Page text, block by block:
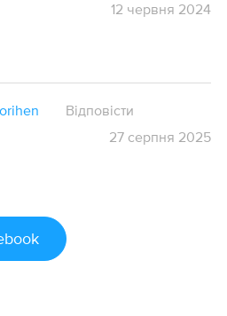
12 червня 2024
Відповісти
27 серпня 2025